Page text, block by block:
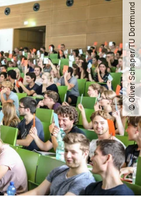
© Oliver Schaper​/​TU Dortmund